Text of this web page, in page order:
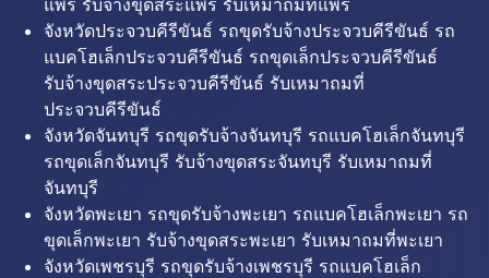
แพร่ รับจ้างขุดสระแพร่ รับเหมาถมที่แพร่
จังหวัดประจวบคีรีขันธ์ รถขุดรับจ้างประจวบคีรีขันธ์ รถ
แบคโฮเล็กประจวบคีรีขันธ์ รถขุดเล็กประจวบคีรีขันธ์
รับจ้างขุดสระประจวบคีรีขันธ์ รับเหมาถมที่
ประจวบคีรีขันธ์
จังหวัดจันทบุรี รถขุดรับจ้างจันทบุรี รถแบคโฮเล็กจันทบุรี
รถขุดเล็กจันทบุรี รับจ้างขุดสระจันทบุรี รับเหมาถมที่
จันทบุรี
จังหวัดพะเยา รถขุดรับจ้างพะเยา รถแบคโฮเล็กพะเยา รถ
ขุดเล็กพะเยา รับจ้างขุดสระพะเยา รับเหมาถมที่พะเยา
จังหวัดเพชรบุรี รถขุดรับจ้างเพชรบุรี รถแบคโฮเล็ก